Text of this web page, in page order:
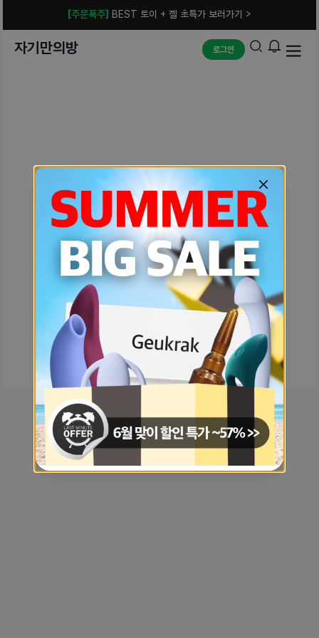
[주문폭주] BEST 토이 + 젤 초특가 보러가기 >
자기만의방 로그인
예상치 못한 에러입니다.